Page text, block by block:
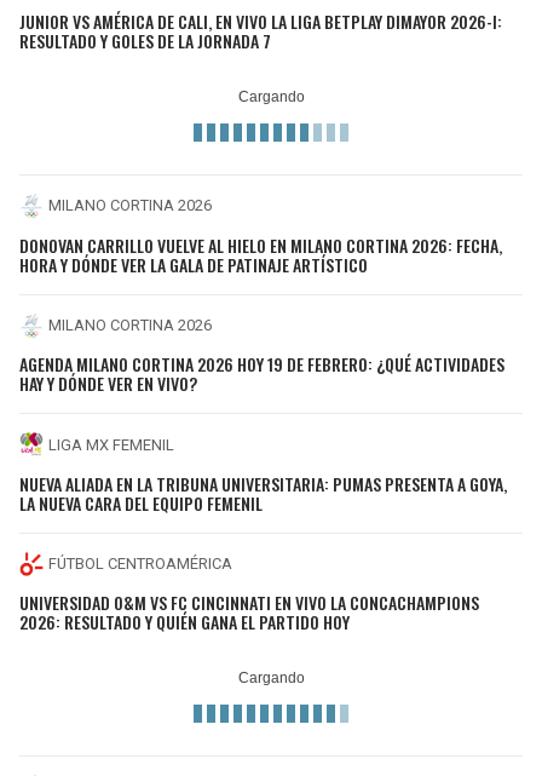
JUNIOR VS AMÉRICA DE CALI, EN VIVO LA LIGA BETPLAY DIMAYOR 2026-I:
RESULTADO Y GOLES DE LA JORNADA 7
MILANO CORTINA 2026
DONOVAN CARRILLO VUELVE AL HIELO EN MILANO CORTINA 2026: FECHA,
HORA Y DÓNDE VER LA GALA DE PATINAJE ARTÍSTICO
MILANO CORTINA 2026
AGENDA MILANO CORTINA 2026 HOY 19 DE FEBRERO: ¿QUÉ ACTIVIDADES
HAY Y DÓNDE VER EN VIVO?
LIGA MX FEMENIL
NUEVA ALIADA EN LA TRIBUNA UNIVERSITARIA: PUMAS PRESENTA A GOYA,
LA NUEVA CARA DEL EQUIPO FEMENIL
FÚTBOL CENTROAMÉRICA
UNIVERSIDAD O&M VS FC CINCINNATI EN VIVO LA CONCACHAMPIONS
2026: RESULTADO Y QUIÉN GANA EL PARTIDO HOY